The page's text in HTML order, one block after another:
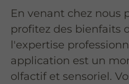
En venant chez nous
profitez des bienfaits
l'expertise
application est un
olfactif et sensoriel.